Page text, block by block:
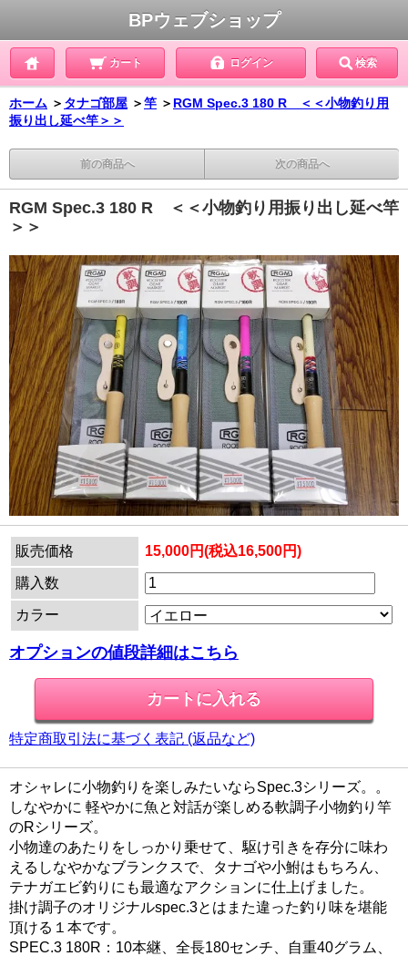
BPウェブショップ
カート ログイン 検索
ホーム ＞ タナゴ部屋 ＞竿 ＞ RGM Spec.3 180 R ＜＜小物釣り用
振り出し延べ竿＞＞
前の商品へ 次の商品へ
RGM Spec.3 180 R ＜＜小物釣り用振り出し延べ竿
＞＞
販売価格 15,000円(税込16,500円)
購入数
カラー
オプションの値段詳細はこちら
特定商取引法に基づく表記 (返品など)
オシャレに小物釣りを楽しみたいならSpec.3シリーズ。。
しなやかに 軽やかに魚と対話が楽しめる軟調子小物釣り竿
のRシリーズ。
小物達のあたりをしっかり乗せて、駆け引きを存分に味わ
えるしなやかなブランクスで、タナゴや小鮒はもちろん、
テナガエビ釣りにも最適なアクションに仕上げました。
掛け調子のオリジナルspec.3とはまた違った釣り味を堪能
頂ける１本です。
SPEC.3 180R：10本継、全長180センチ、自重40グラム、